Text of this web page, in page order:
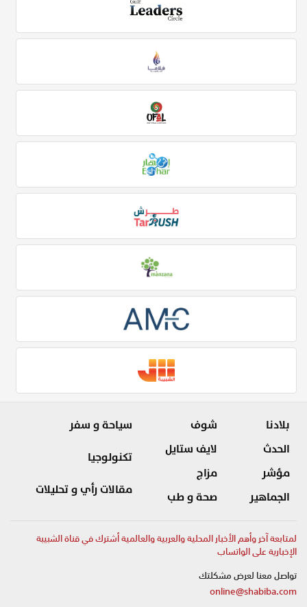
بلادنا
الحدث
مؤشر
الجماهير
شوف
لايف ستايل
مزاج
صحة و طب
سياحة و سفر
تكنولوجيا
مقالات رأي و تحليلات
لمتابعة آخر وأهم الأخبار المحلية والعربية والعالمية أشترك في قناة الشبيبة
الإخبارية على الواتساب
تواصل معنا لعرض مشكلتك
online@shabiba.com